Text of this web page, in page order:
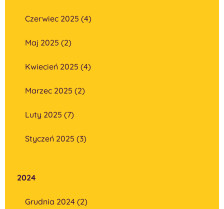
Czerwiec 2025 (4)
Maj 2025 (2)
Kwiecień 2025 (4)
Marzec 2025 (2)
Luty 2025 (7)
Styczeń 2025 (3)
2024
Grudnia 2024 (2)